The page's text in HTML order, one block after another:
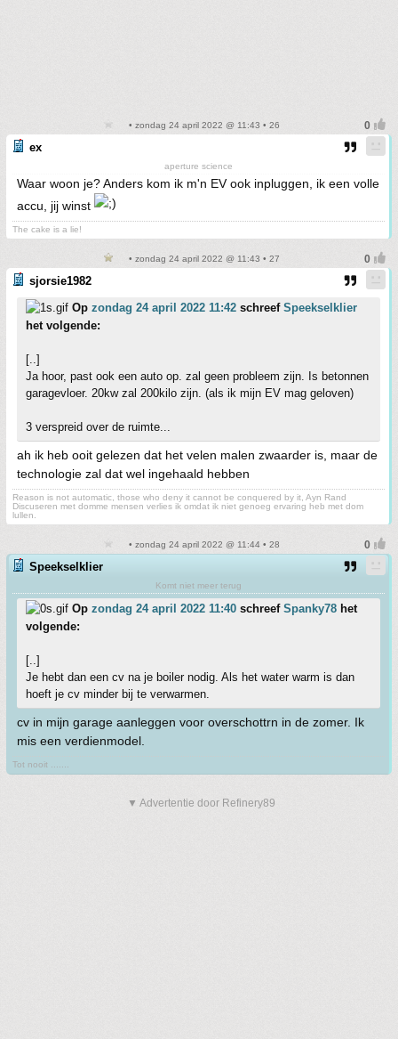
• zondag 24 april 2022 @ 11:43 • 26
ex
aperture science
Waar woon je? Anders kom ik m'n EV ook inpluggen, ik een volle
accu, jij winst
The cake is a lie!
• zondag 24 april 2022 @ 11:43 • 27
sjorsie1982
Op zondag 24 april 2022 11:42 schreef Speekselklier
het volgende:
[..]
Ja hoor, past ook een auto op. zal geen probleem zijn. Is betonnen
garagevloer. 20kw zal 200kilo zijn. (als ik mijn EV mag geloven)
3 verspreid over de ruimte...
ah ik heb ooit gelezen dat het velen malen zwaarder is, maar de
technologie zal dat wel ingehaald hebben
Reason is not automatic, those who deny it cannot be conquered by it, Ayn Rand
Discuseren met domme mensen verlies ik omdat ik niet genoeg ervaring heb met dom
lullen.
• zondag 24 april 2022 @ 11:44 • 28
Speekselklier
Komt niet meer terug
Op zondag 24 april 2022 11:40 schreef Spanky78 het
volgende:
[..]
Je hebt dan een cv na je boiler nodig. Als het water warm is dan
hoeft je cv minder bij te verwarmen.
cv in mijn garage aanleggen voor overschottrn in de zomer. Ik
mis een verdienmodel.
Tot nooit .......
▼ Advertentie door Refinery89